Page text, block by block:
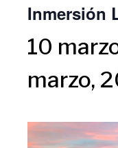
Inmersión
10
marzo,